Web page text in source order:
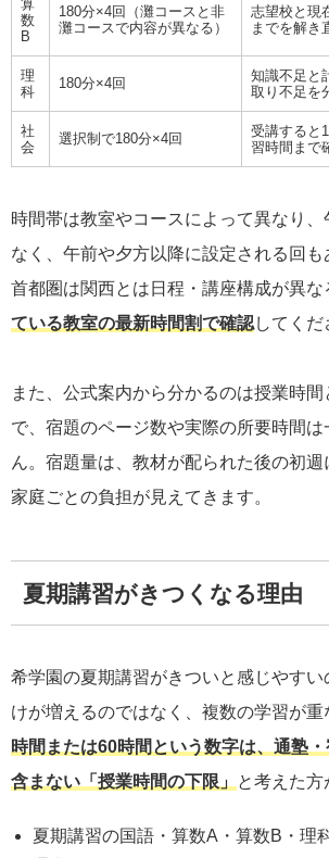
算
数
B
180分×4回（灘コースと非
灘コースで内容が異なる）
志望校と現
までを解き
理
科
180分×4回
知識不足と
取り不足を
社
会
選択制で180分×4回
受講すると
習時間まで
時間帯は教室やコースによって異なり
なく、午前や夕方以降に設定される回も
首都圏は関西とは日程・講座構成が異な
ている教室の最新時間割で確認してくだ
また、公式案内から分かるのは授業時
で、宿題のページ数や実際の所要時間
ん。宿題量は、教材が配られた後の初週
家庭ごとの負担が見えてきます。
夏期講習がきつくなる理由
希学園の夏期講習がきついと感じやす
けが増えるのではなく、複数の学習が重
時間または60時間という数字は、通塾
含まない「授業時間の下限」
と考えた方
夏期講習の国語・算数A・算数B・理